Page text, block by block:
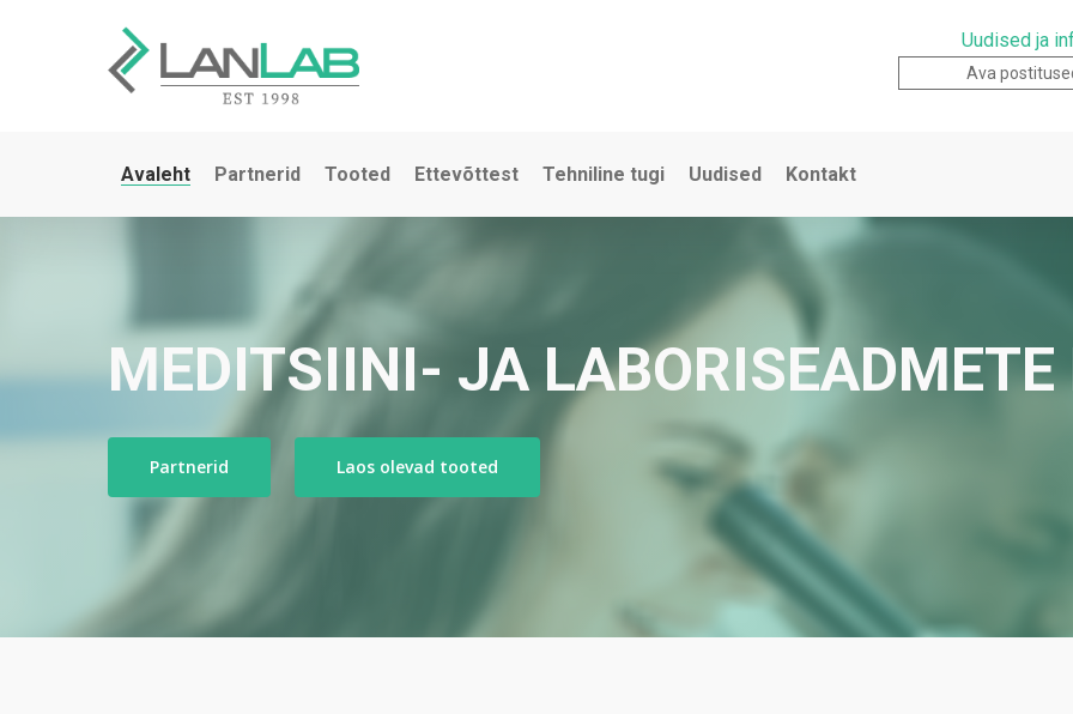
Uudised ja
Ava
Avaleht Partnerid Tooted Ettevõttest Tehniline tugi Uudised Kontakt
MEDITSIINI- JA LABORISEADMETE
Partnerid Laos olevad tooted